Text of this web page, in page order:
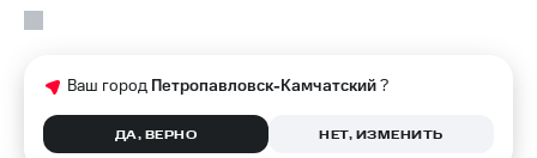
Ваш город Петропавловск-Камчатский?
ДА, ВЕРНО НЕТ, ИЗМЕНИТЬ